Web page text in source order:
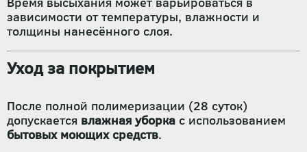
зависимости от температуры, влажности и
толщины нанесённого слоя.
Уход за покрытием
После полной полимеризации (28 суток)
допускается влажная уборка с использованием
бытовых моющих средств.